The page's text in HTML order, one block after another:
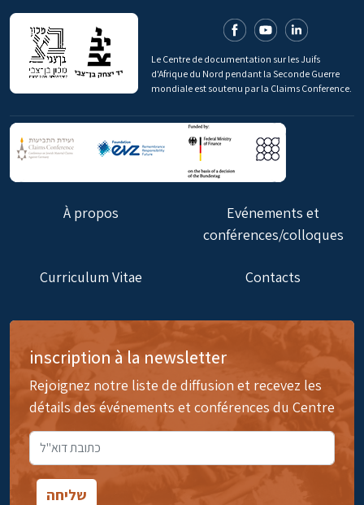
Le Centre de documentation sur les Juifs
d'Afrique du Nord pendant la Seconde Guerre
mondiale est soutenu par la Claims Conference.
À propos
Evénements et
conférences/colloques
Curriculum Vitae Contacts
inscription à la newsletter
Rejoignez notre liste de diffusion et recevez les
détails des événements et conférences du Centre